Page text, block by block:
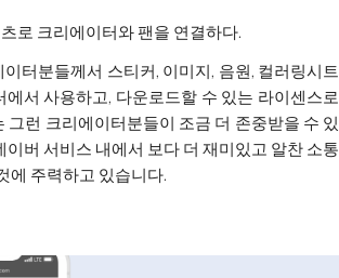
로 크리에이터와 팬을 연결하다.
터분들께서 스티커, 이미지, 음원, 컬러링시트
서 사용하고, 다운로드할 수 있는 라이센스로
런 크리에이터분들이 조금 더 존중받을 수 있
버 서비스 내에서 보다 더 재미있고 알찬 소통
에 주력하고 있습니다.